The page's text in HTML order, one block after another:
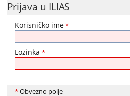
Prijava u ILIAS
Korisničko ime *
Lozinka *
*Obvezno polje